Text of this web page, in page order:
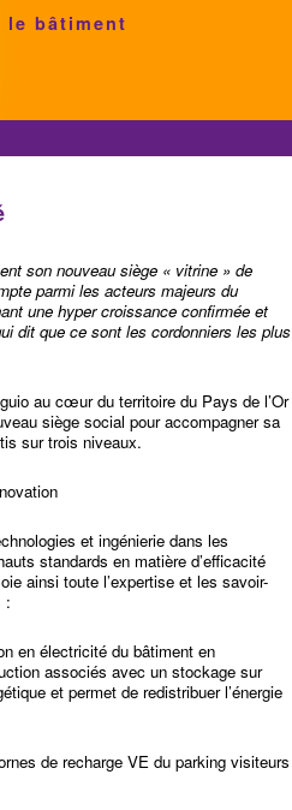
le bâtiment
son nouveau siège « vitrine » de
parmi les acteurs majeurs du
une hyper croissance confirmée et
dit que ce sont les cordonniers les plus
au cœur du territoire du Pays de l’Or
siège social pour accompagner sa
sur trois niveaux.
et ingénierie dans les
standards en matière d’efficacité
ainsi toute l’expertise et les savoir-
:
en électricité du bâtiment en
associés avec un stockage sur
et permet de redistribuer l’énergie
de recharge VE du parking visiteurs